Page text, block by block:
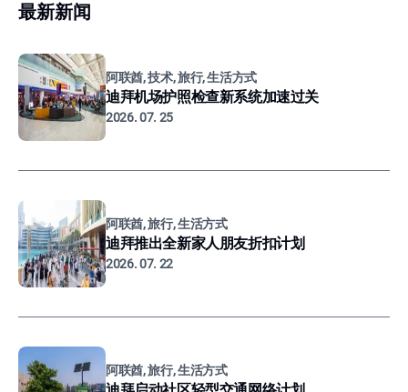
最新新闻
阿联酋, 技术, 旅行, 生活方式
迪拜机场护照检查新系统加速过关
2026. 07. 25
阿联酋, 旅行, 生活方式
迪拜推出全新家人朋友折扣计划
2026. 07. 22
阿联酋, 旅行, 生活方式